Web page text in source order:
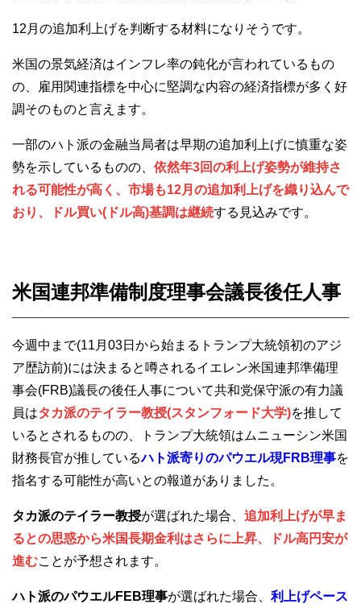
12月の追加利上げを判断する材料になりそうです。
米国の景気経済はインフレ率の鈍化が言われているもの
の、雇用関連指標を中心に堅調な内容の経済指標が多く好
調そのものと言えます。
一部のハト派の金融当局者は早期の追加利上げに慎重な姿
勢を示しているものの、 依然年3回の利上げ姿勢が維持さ
れる可能性が高く、市場も12月の追加利上げを織り込んで
おり、ドル買い(ドル高)基調は継続する見込みです。
米国連邦準備制度理事会議長後任人事
今週中まで(11月03日から始まるトランプ大統領初のアジ
ア歴訪前)には決まると噂されるイエレン米国連邦準備理
事会(FRB)議長の後任人事について共和党保守派の有力議
員はタカ派のテイラー教授(スタンフォード大学)を推して
いるとされるものの、トランプ大統領はムニューシン米国
財務長官が推しているハト派寄りのパウエル現FRB理事を
指名する可能性が高いとの報道がありました。
タカ派のテイラー教授が選ばれた場合、 追加利上げが早ま
るとの思惑から米国長期金利はさらに上昇、ドル高円安が
進むことが予想されます。
ハト派のパウエルFEB理事が選ばれた場合、 利上げペース